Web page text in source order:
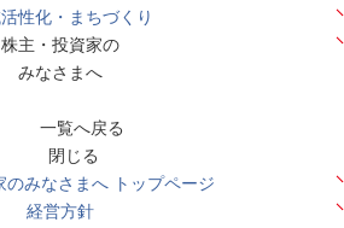
性化・まちづくり
株主・投資家の
みなさまへ
一覧へ戻る
閉じる
のみなさまへ トップページ
経営方針